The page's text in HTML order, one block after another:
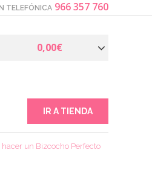
TELEFÓNICA 966 357 760
0,00€
IR A TIENDA
hacer un Bizcocho Perfecto